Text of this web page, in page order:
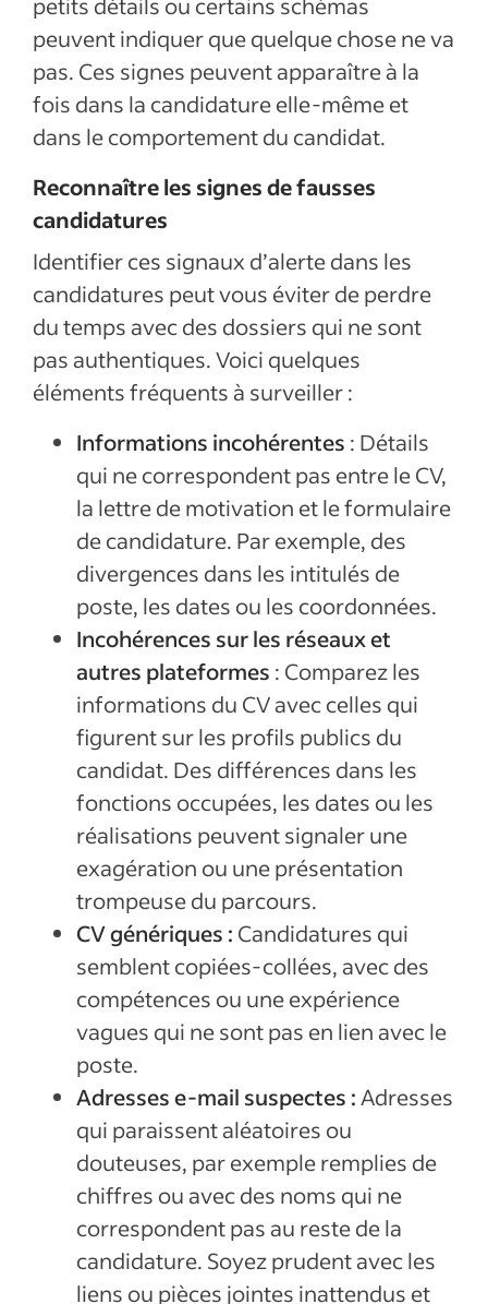
peuvent indiquer que quelque chose ne va
pas. Ces signes peuvent apparaître à la
fois dans la candidature elle-même et
dans le comportement du candidat.
Reconnaître les signes de fausses
candidatures
Identifier ces signaux d’alerte dans les
candidatures peut vous éviter de perdre
du temps avec des dossiers qui ne sont
pas authentiques. Voici quelques
éléments fréquents à surveiller :
Informations incohérentes : Détails
qui ne correspondent pas entre le CV,
la lettre de motivation et le formulaire
de candidature. Par exemple, des
divergences dans les intitulés de
poste, les dates ou les coordonnées.
Incohérences sur les réseaux et
autres plateformes : Comparez les
informations du CV avec celles qui
figurent sur les profils publics du
candidat. Des différences dans les
fonctions occupées, les dates ou les
réalisations peuvent signaler une
exagération ou une présentation
trompeuse du parcours.
CV génériques : Candidatures qui
semblent copiées-collées, avec des
compétences ou une expérience
vagues qui ne sont pas en lien avec le
poste.
Adresses e-mail suspectes : Adresses
qui paraissent aléatoires ou
douteuses, par exemple remplies de
chiffres ou avec des noms qui ne
correspondent pas au reste de la
candidature. Soyez prudent avec les
liens ou pièces jointes inattendus et